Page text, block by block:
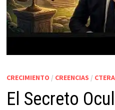
CRECIMIENTO / CREENCIAS /
El Secreto